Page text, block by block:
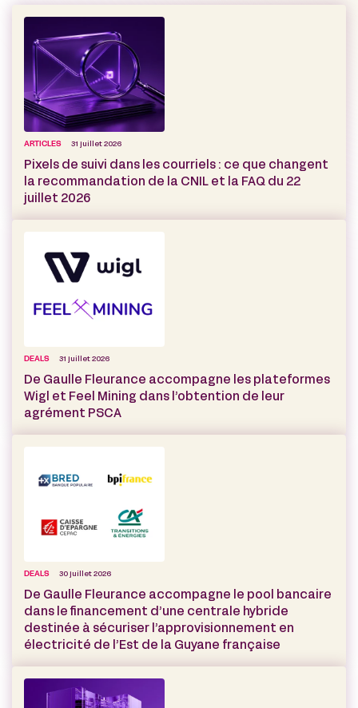
ARTICLES 31 juillet 2026
Pixels de suivi dans les courriels : ce que changent
la recommandation de la CNIL et la FAQ du 22
juillet 2026
DEALS 31 juillet 2026
De Gaulle Fleurance accompagne les plateformes
Wigl et Feel Mining dans l’obtention de leur
agrément PSCA
DEALS 30 juillet 2026
De Gaulle Fleurance accompagne le pool bancaire
dans le financement d’une centrale hybride
destinée à sécuriser l’approvisionnement en
électricité de l’Est de la Guyane française